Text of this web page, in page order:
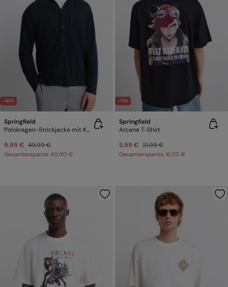
-80%
Springfield
Polokragen-Strickjacke mit Knöpfen
9,99 € 49,99 €
Gesamtersparnis 40,00 €
-73%
Springfield
Arcane T-Shirt
5,99 € 21,99 €
Gesamtersparnis 16,00 €